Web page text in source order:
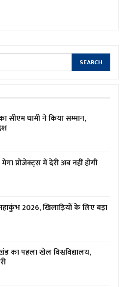
सीएम धामी ने किया सम्मान,
प्रोजेक्ट्स में देरी अब नहीं होगी
2026, खिलाड़ियों के लिए बड़ा
का पहला खेल विश्वविद्यालय,